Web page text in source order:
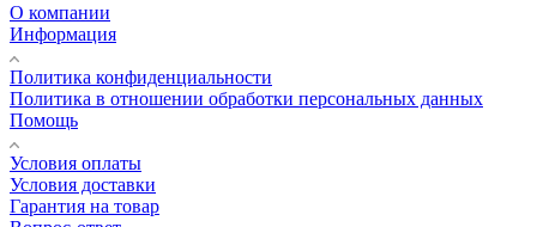
О компании
Информация
Политика конфиденциальности
Политика в отношении обработки персональных данных
Помощь
Условия оплаты
Условия доставки
Гарантия на товар